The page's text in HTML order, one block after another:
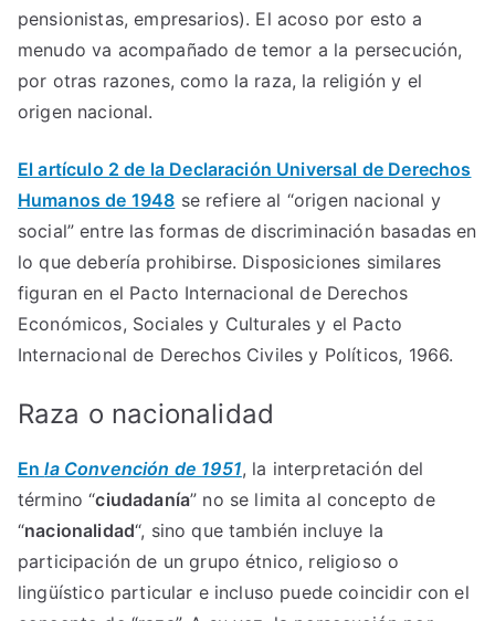
pensionistas, empresarios). El acoso por esto a
menudo va acompañado de temor a la persecución,
por otras razones, como la raza, la religión y el
origen nacional.
El artículo 2 de la Declaración Universal de Derechos
Humanos de 1948 se refiere al “origen nacional y
social” entre las formas de discriminación basadas en
lo que debería prohibirse. Disposiciones similares
figuran en el Pacto Internacional de Derechos
Económicos, Sociales y Culturales y el Pacto
Internacional de Derechos Civiles y Políticos, 1966.
Raza o nacionalidad
Enla Convención de 1951, la interpretación del
término “ciudadanía” no se limita al concepto de
“nacionalidad“, sino que también incluye la
participación de un grupo étnico, religioso o
lingüístico particular e incluso puede coincidir con el